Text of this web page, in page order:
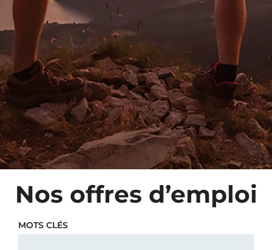
Nos offres d’emploi
MOTS CLÉS